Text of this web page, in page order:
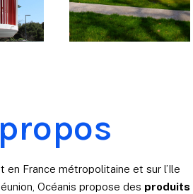
en France métropolitaine et sur l’Ile
Océanis propose des produits